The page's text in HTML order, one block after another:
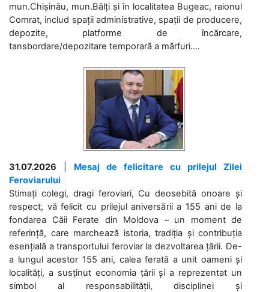
mun.Chișinău, mun.Bălți și în localitatea Bugeac, raionul
Comrat, includ spații administrative, spații de producere,
depozite, platforme de încărcare,
tansbordare/depozitare temporară a mărfuri....
31.07.2026
Mesaj de felicitare cu prilejul Zilei
Feroviarului
Stimați colegi, dragi feroviari, Cu deosebită onoare și
respect, vă felicit cu prilejul aniversării a 155 ani de la
fondarea Căii Ferate din Moldova – un moment de
referință, care marchează istoria, tradiția și contribuția
esențială a transportului feroviar la dezvoltarea țării. De-
a lungul acestor 155 ani, calea ferată a unit oameni și
localități, a susținut economia țării și a reprezentat un
simbol al responsabilității, disciplinei și